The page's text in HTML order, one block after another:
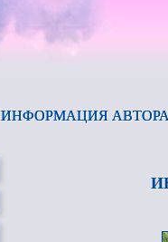
ИНФОРМАЦИЯ